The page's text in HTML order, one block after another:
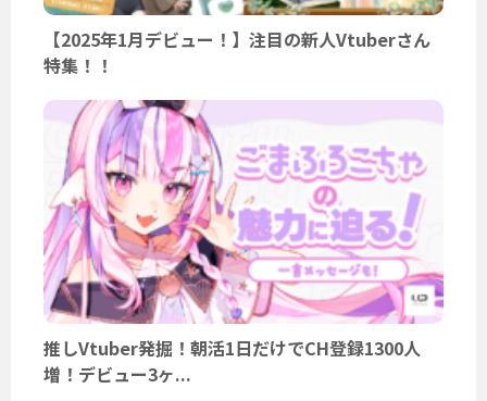
【2025年1月デビュー！】注目の新人Vtuberさん
特集！！
推しVtuber発掘！朝活1日だけでCH登録1300人
増！デビュー3ヶ...